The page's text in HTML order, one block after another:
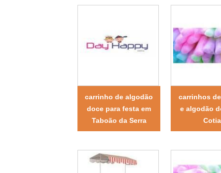
carrinho de algodão
doce para festa em
Taboão da Serra
carrinhos
e algodão
Cotia